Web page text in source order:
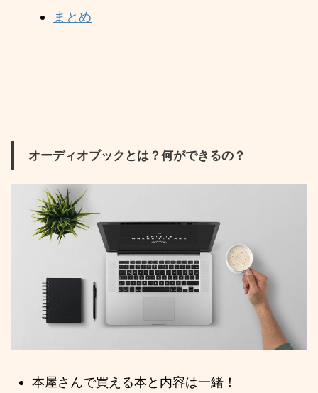
まとめ
オーディオブックとは？何ができるの？
本屋さんで買える本と内容は一緒！